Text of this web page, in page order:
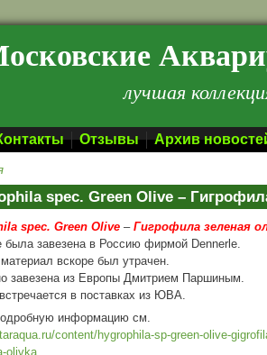
лучшая
Отзывы Архив
spec. Green Olive –
spec. Green Olive –Гигрофила зеленая
была завезена в Россию фирмой Dennerle.
вскоре был утрачен.
завезена из Европы Дмитрием Паршиным.
в поставках из ЮВА.
информацию см.
content/hygrophila-sp-green-olive-
olivka